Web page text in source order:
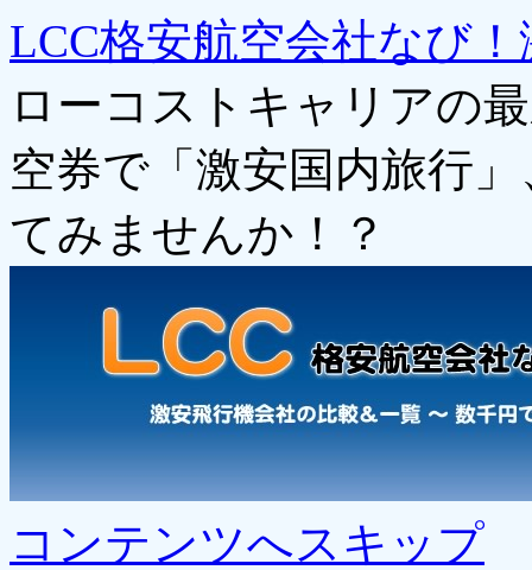
LCC格安航空会社なび
ローコストキャリアの
空券で「激安国内旅行
てみませんか！？
コンテンツへスキップ